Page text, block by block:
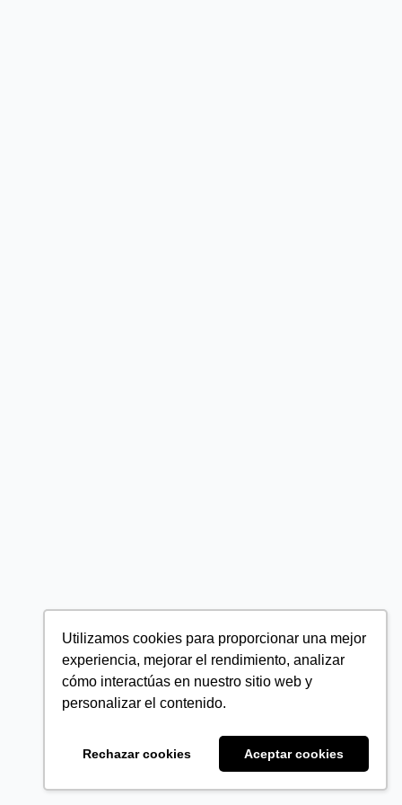
Utilizamos cookies para proporcionar una mejor
experiencia, mejorar el rendimiento, analizar
cómo interactúas en nuestro sitio web y
personalizar el contenido.
Rechazar cookies Aceptar cookies